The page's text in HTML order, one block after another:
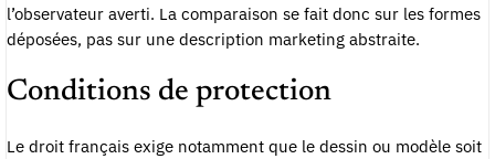
l’observateur averti. La comparaison se fait donc sur les formes
déposées, pas sur une description marketing abstraite.
Conditions de protection
Le droit français exige notamment que le dessin ou modèle soit